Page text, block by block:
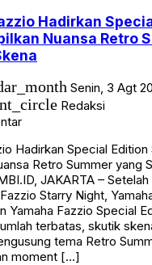
Hadirkan
Nuansa Retro
Senin, 3 Agt
Redaksi
Hadirkan Special Edition
Retro Summer yang
JAKARTA –
Starry Night,
Yamaha Fazzio Special
terbatas, skutik
tema Retro
moment […]